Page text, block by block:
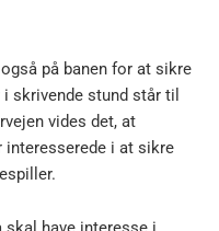
også på banen for at sikre
i skrivende stund står til
vides det, at
interesserede i at sikre